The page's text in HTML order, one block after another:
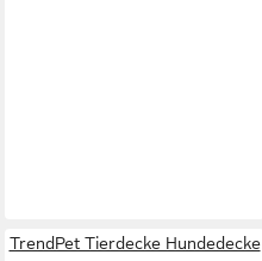
TrendPet Tierdecke Hundedecke